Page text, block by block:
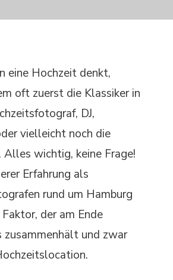
eine Hochzeit denkt,
oft zuerst die Klassiker in
DJ,
vielleicht noch die
Alles wichtig, keine Frage!
Erfahrung als
rund um Hamburg
der am Ende
und zwar